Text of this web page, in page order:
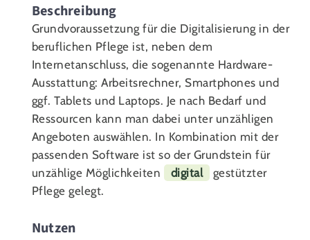
Beschreibung
Grundvoraussetzung für die Digitalisierung in der
beruflichen Pflege ist, neben dem
Internetanschluss, die sogenannte Hardware-
Ausstattung: Arbeitsrechner, Smartphones und
ggf. Tablets und Laptops. Je nach Bedarf und
Ressourcen kann man dabei unter unzähligen
Angeboten auswählen. In Kombination mit der
passenden Software ist so der Grundstein für
unzählige Möglichkeiten
digital
gestützter
Pflege gelegt.
Nutzen